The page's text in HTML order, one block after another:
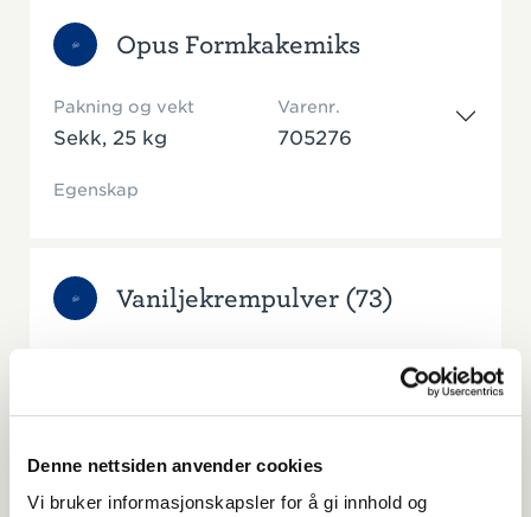
Denne nettsiden anvender cookies
Vi bruker informasjonskapsler for å gi innhold og
Opus Formkakemiks
Pakning og vekt
Sekk, 25 kg
Varenr.
705276
Egenskap
Vaniljekrempulver (73)